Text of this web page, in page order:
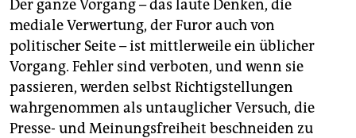
Der ganze Vorgang – das laute Denken, die
mediale Verwertung, der Furor auch von
politischer Seite – ist mittlerweile ein üblicher
Vorgang. Fehler sind verboten, und wenn sie
passieren, werden selbst Richtigstellungen
wahrgenommen als untauglicher Versuch, die
Presse- und Meinungsfreiheit beschneiden zu